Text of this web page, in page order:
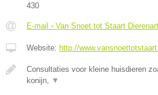
430
E-mail › Van Snoet tot Staart
Website: http://
Consultaties voor kleine huisdieren
konijn,
▼